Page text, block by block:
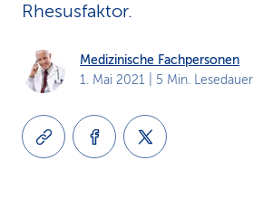
i
n
Rhesusfaktor.
Medizinische Fachpersonen
1. Mai 2021 | 5 Min. Lesedauer